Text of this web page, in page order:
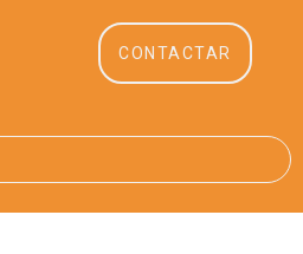
CONTACTAR